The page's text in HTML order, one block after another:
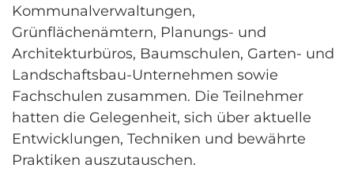
Kommunalverwaltungen,
Grünflächenämtern, Planungs- und
Architekturbüros, Baumschulen, Garten- und
Landschaftsbau-Unternehmen sowie
Fachschulen zusammen. Die Teilnehmer
hatten die Gelegenheit, sich über aktuelle
Entwicklungen, Techniken und bewährte
Praktiken auszutauschen.